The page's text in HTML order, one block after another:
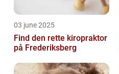
03 june 2025
Find den rette kiropraktor
på Frederiksberg